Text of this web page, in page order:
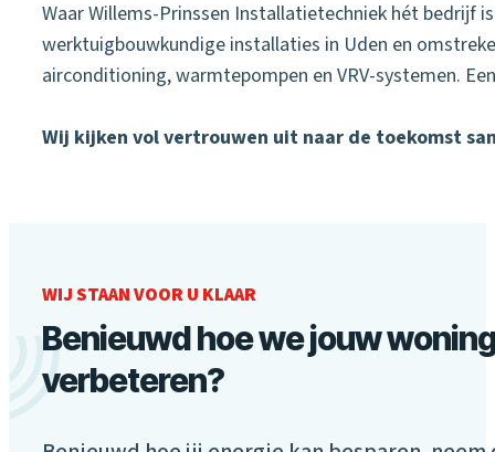
Waar Willems-Prinssen Installatietechniek hét bedrijf
werktuigbouwkundige installaties in Uden en
airconditioning, warmtepompen en VRV-systemen.
Wij kijken vol vertrouwen uit naar de toekomst
WIJ STAAN VOOR U KLAAR
Benieuwd hoe we jouw
verbeteren?